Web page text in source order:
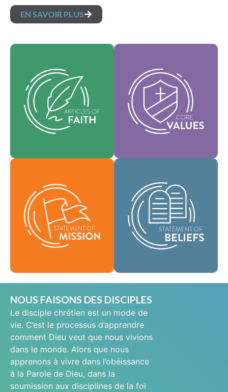
EN SAVOIR PLUS
fondamentales et
exposent les vérités
essentielles qui
guident chaque
domaine de pratique.
identité et
soutiennent la vision
de notre
dénomination et
aident à façonner
Valeurs
mission définit qui
nous sommes,
pourquoi nous
existons et notre
raison d'être.
En tant que
mondiale de foi, nous
porter la bonne
nouvelle de la vie en
Jésus-Christ aux gens
du monde entier et de
répandre le message
de sainteté
les pays.
NOUS FAISONS DES DISCIPLES
Le disciple chrétien est un mode de
vie. C’est le processus d’apprendre
comment Dieu veut que nous vivions
dans le monde. Alors que nous
apprenons à vivre dans l’obéissance
à la Parole de Dieu, dans la
soumission aux disciplines de la foi